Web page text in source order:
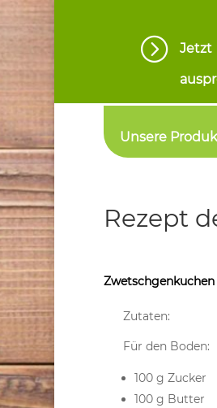
=
Jetzt
Unsere
Rezept
Zutaten:
Für den Boden:
100 g Zucker
100 g Butter